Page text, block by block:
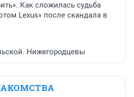
Как сложилась судьба
Lexus» после скандала в
Нижегородцевы